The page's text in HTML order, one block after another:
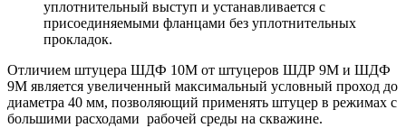
уплотнительный выступ и устанавливается с
присоединяемыми фланцами без уплотнительных
прокладок.
Отличием штуцера ШДФ 10М от штуцеров ШДР 9М и ШДФ
9М является увеличенный максимальный условный проход до
диаметра 40 мм, позволяющий применять штуцер в режимах с
большими расходами рабочей среды на скважине.